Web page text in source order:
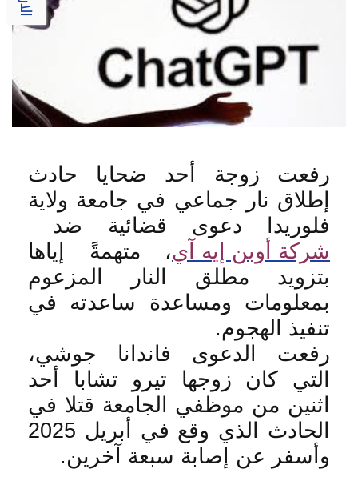
رفعت زوجة أحد ضحايا حادث
إطلاق نار جماعي في جامعة ولاية
فلوريدا دعوى قضائية ضد
شركة أوبن إيه آي، متهمةً إياها
بتزويد مطلق النار المزعوم
بمعلومات ومساعدة ساعدته في
تنفيذ الهجوم.
رفعت الدعوى فاندانا جوشي،
التي كان زوجها تيرو تشابا أحد
اثنين من موظفي الجامعة قتلا في
الحادث الذي وقع في أبريل 2025
وأسفر عن إصابة سبعة آخرين.